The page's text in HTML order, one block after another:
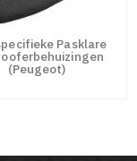
Pasklare
(Peugeot)